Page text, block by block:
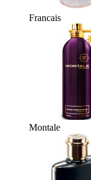
Francais
Montale